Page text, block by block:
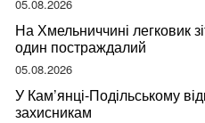
05.08.2026
На Хмельниччині легковик
один постраждалий
05.08.2026
У Кам’янці-Подільському
захисникам